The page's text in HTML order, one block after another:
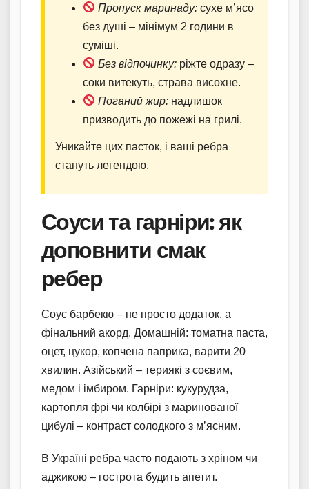
Пропуск маринаду: сухе м’ясо
без душі – мінімум 2 години в
суміші.
Без відпочинку: ріжте одразу –
соки витекуть, страва висохне.
Поганий жир: надлишок
призводить до пожежі на грилі.
Уникайте цих пасток, і ваші ребра
стануть легендою.
Соуси та гарніри: як
доповнити смак
ребер
Соус барбекю – не просто додаток, а
фінальний акорд. Домашній: томатна паста,
оцет, цукор, копчена паприка, варити 20
хвилин. Азійський – териякі з соєвим,
медом і імбиром. Гарніри: кукурудза,
картопля фрі чи колбірі з маринованої
цибулі – контраст солодкого з м’ясним.
В Україні ребра часто подають з хріном чи
аджикою – гострота будить апетит.